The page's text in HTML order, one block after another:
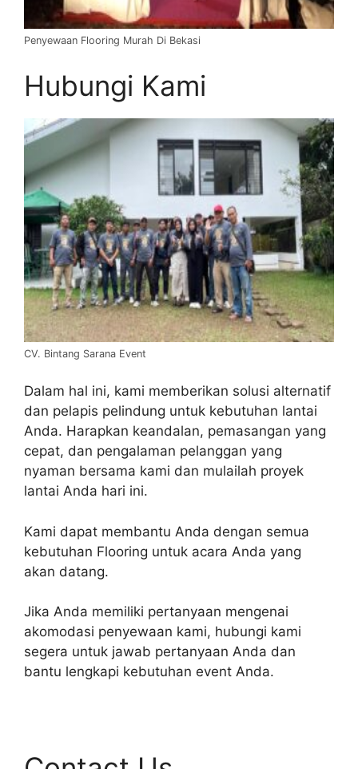
Penyewaan Flooring Murah Di Bekasi
Hubungi Kami
CV. Bintang Sarana Event
Dalam hal ini, kami memberikan solusi alternatif
dan pelapis pelindung untuk kebutuhan lantai
Anda. Harapkan keandalan, pemasangan yang
cepat, dan pengalaman pelanggan yang
nyaman bersama kami dan mulailah proyek
lantai Anda hari ini.
Kami dapat membantu Anda dengan semua
kebutuhan Flooring untuk acara Anda yang
akan datang.
Jika Anda memiliki pertanyaan mengenai
akomodasi penyewaan kami, hubungi kami
segera untuk jawab pertanyaan Anda dan
bantu lengkapi kebutuhan event Anda.